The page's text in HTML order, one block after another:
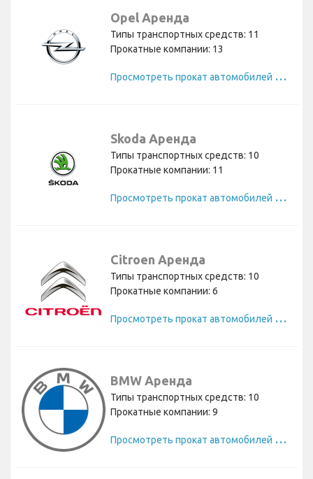
Opel Аренда
Типы транспортных средств: 11
Прокатные компании: 13
П
росмотреть прокат автомобилей Opel
Skoda Аренда
Типы транспортных средств: 10
Прокатные компании: 11
П
росмотреть прокат автомобилей Skoda
Citroen Аренда
Типы транспортных средств: 10
Прокатные компании: 6
П
росмотреть прокат автомобилей Citroen
BMW Аренда
Типы транспортных средств: 10
Прокатные компании: 9
П
росмотреть прокат автомобилей BMW